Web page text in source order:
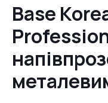
№1
Base